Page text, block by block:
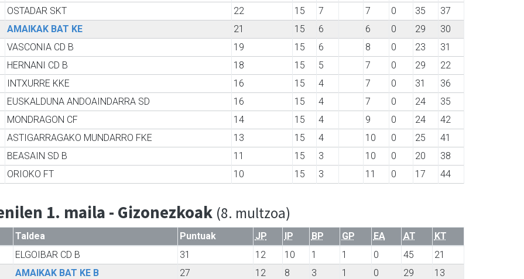
OSTADAR SKT 22 15 7 7 0 35
37
AMAIKAK BAT KE 21 15 6 6 0 29
30
VASCONIA CD B 19 15 6 8 0 23
31
HERNANI CD B 18 15 5 7 0 29
22
INTXURRE KKE 16 15 4 7 0 31
36
EUSKALDUNA ANDOAINDARRA SD 16 15 4 7 0 24
35
MONDRAGON CF 14 15 4 9 0 24
42
ASTIGARRAGAKO MUNDARRO FKE 13 15 4 10 0 25
41
BEASAIN SD B 11 15 3 10 0 20
38
ORIOKO FT 10 15 3 11 0 17 44
1. maila - Gizonezkoak (8. multzoa)
Taldea Puntuak JP IP BP GP EA AT
KT
ELGOIBAR CD B 31 12 10 1 1 0 45
21
AMAIKAK BAT KE B 27 12 8 3 1 0 29
13